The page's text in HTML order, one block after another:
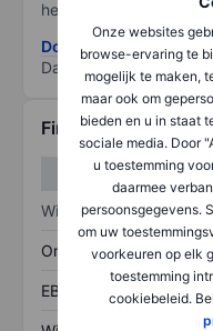
Onze websites
browse-ervaring te
mogelijk te maken,
maar ook om
bieden en u in staat
sociale media. Door
u toestemming
daarmee
persoonsgegevens.
om uw
voorkeuren op elk
toestemming
cookiebeleid.
het grootste risico).
Download de ESG-
Data provided by
Financiële gegevens
Winst/verlies
Omzet
EBITDA